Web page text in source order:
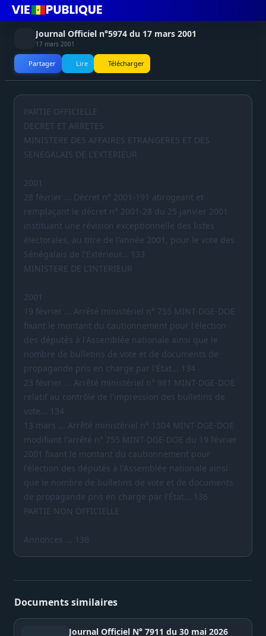
Journal Officiel n°5974 du 17 mars 2001
17 mars 2001
Partager Lire Télécharger
PARTIE OFFICIELLE
DECRET ET ARRETES
MINISTERE DES AFFAIRES ETRANGERES ET DES
SENEGALAIS DE L'EXTERIEUR
2001
28 février ... Décret n° 2001-191 abrogeant et
remplaçant le décret n° 2001-28 du 25 janvier 2001
instituant une révision exceptionnelle des listes
électorales, au titre de l'année 2001, pour le vote des
Sénégalais de l'Extérieur... 133
MINISTERE DE L'INTERIEUR
2001
19 février ... Arrêté ministériel n° 755 MINT-DGE-DOE
fixant le montant du cautionnement pour l'élection
des députés à l'Assemblée nationale ainsi que le
nombre de bulletins de vote et de documents de
propagande pris en charge par l'État... 134
23 février ... Arrêté ministériel n° 981 MINT-DGE-DOE
relatif au contrôle de l'impression des bulletins de
vote... 134
13 mars ... Arrêté ministériel n° 1504 MINT-DGE-DOE
modifiant l'arrêté n° 755 MINT-DGE-DOE du 19 février
2001 fixant le montant du cautionnement pour
l'élection des députés à l'Assemblée nationale ainsi
que le nombre de bulletins de vote et de documents
de propagande pris en charge par l'État... 136
PARTIE NON OFFICIELLE
Annonces ... 136
Documents similaires
Journal Officiel N° 7911 du 30 mai 2026